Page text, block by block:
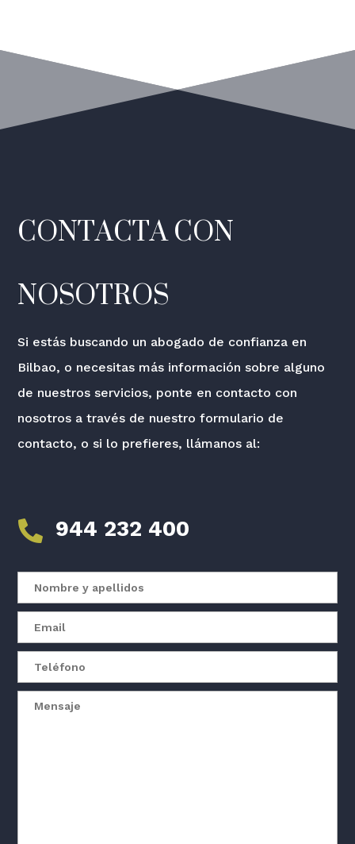
CONTACTA CON
NOSOTROS
Si estás buscando un abogado de confianza en
Bilbao, o necesitas más información sobre alguno
de nuestros servicios, ponte en contacto con
nosotros a través de nuestro formulario de
contacto, o si lo prefieres, llámanos al:
 944 232 400